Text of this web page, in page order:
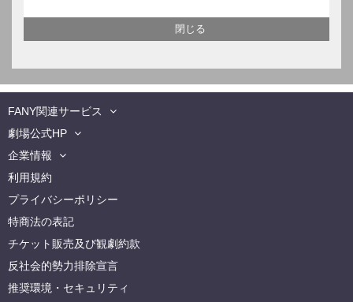
FANY関連サービス
劇場公式HP
企業情報
利用規約
プライバシーポリシー
特商法の表記
チケット販売及び観劇約款
反社会的勢力排除宣言
推奨環境・セキュリティ